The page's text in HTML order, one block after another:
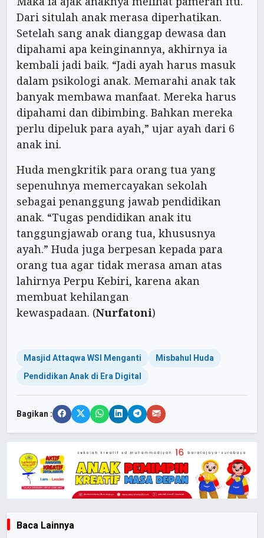
Dari situlah anak merasa diperhatikan.
Setelah sang anak dianggap dewasa dan
dipahami apa keinginannya, akhirnya ia
kembali jadi baik. “Jadi ayah harus masuk
dalam psikologi anak. Memarahi anak tak
banyak membawa manfaat. Mereka harus
dipahami dan dibimbing. Bahkan mereka
perlu dipeluk para ayah,” ujar ayah dari 6
anak ini.
Huda mengkritik para orang tua yang
sepenuhnya memercayakan sekolah
sebagai penanggung jawab pendidikan
anak. “Tugas pendidikan anak itu
tanggungjawab orang tua, khususnya
ayah.” Huda juga berpesan kepada para
orang tua agar tidak merasa aman atas
lahirnya Perpu Kebiri, karena akan
membuat kehilangan
kewaspadaan. (Nurfatoni)
Masjid Attaqwa WSI Menganti
Misbahul Huda
Pendidikan Anak di Era Digital
Bagikan :
Baca Lainnya